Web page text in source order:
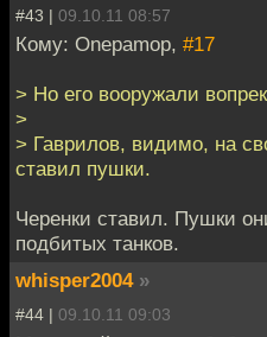
#43 | 09.10.11 08:57
Кому: Onepamop, #17
> Но его вооружали
>
> Гаврилов, видимо, на
ставил пушки.
Черенки ставил. Пушки
подбитых танков.
whisper2004 »
#44 | 09.10.11 09:03